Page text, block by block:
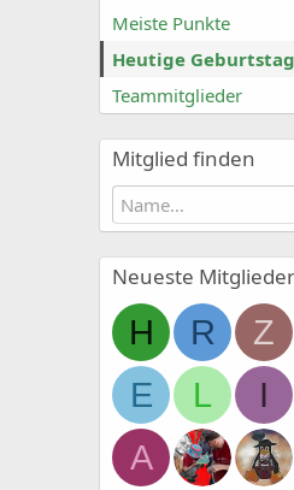
Meiste Punkte
Heutige
Teammitglieder
Mitglied finden
Neueste Mitglieder
H R Z
E
L I
A